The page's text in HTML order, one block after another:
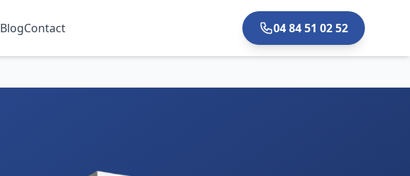
BlogContact 04 84 51 02 52